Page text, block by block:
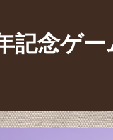
記念ゲ